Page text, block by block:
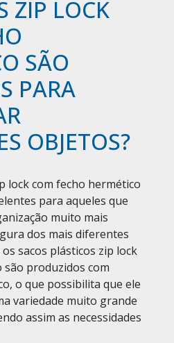
ZIP LOCK
SÃO
PARA
OBJETOS?
lock com fecho hermético
para aqueles que
muito mais
dos mais diferentes
sacos plásticos zip lock
produzidos com
o que possibilita que ele
variedade muito grande
assim as necessidades